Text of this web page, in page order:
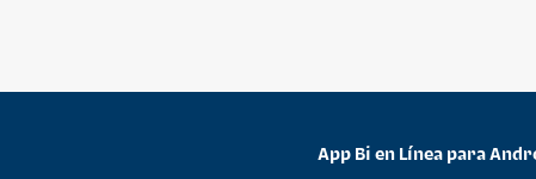
App Bi en Línea para